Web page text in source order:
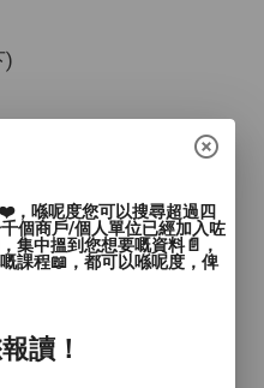
)
, 油尖旺區, 北區, 沙田
喺呢度您可以搜尋超過四
個商戶/個人單位已經加入咗
集中搵到您想要嘅資料📄，
課程📖，都可以喺呢度，俾
讀！